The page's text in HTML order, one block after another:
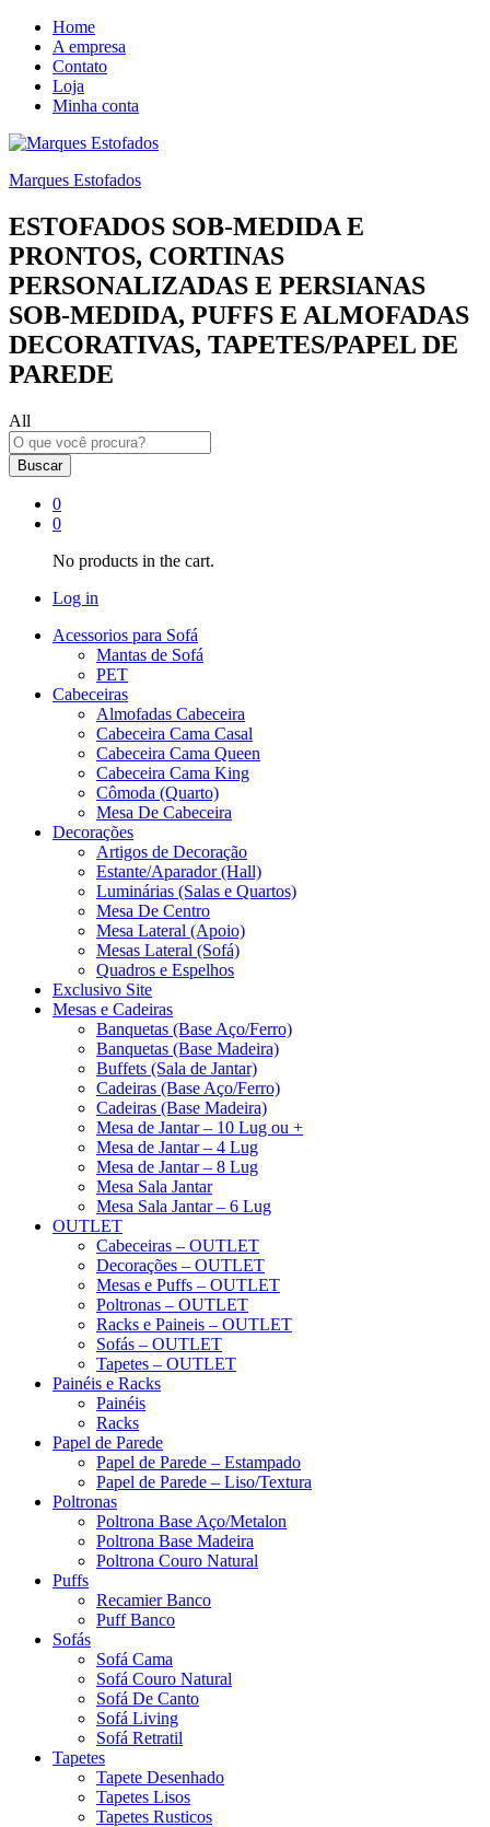
Home
A empresa
Contato
Loja
Minha conta
Marques Estofados
ESTOFADOS SOB-MEDIDA E
PRONTOS, CORTINAS
PERSONALIZADAS E PERSIANAS
SOB-MEDIDA, PUFFS E ALMOFADAS
DECORATIVAS, TAPETES/PAPEL DE
PAREDE
All
Buscar
0
0
No products in the cart.
Log in
Acessorios para Sofá
Mantas de Sofá
PET
Cabeceiras
Almofadas Cabeceira
Cabeceira Cama Casal
Cabeceira Cama Queen
Cabeceira Cama King
Cômoda (Quarto)
Mesa De Cabeceira
Decorações
Artigos de Decoração
Estante/Aparador (Hall)
Luminárias (Salas e Quartos)
Mesa De Centro
Mesa Lateral (Apoio)
Mesas Lateral (Sofá)
Quadros e Espelhos
Exclusivo Site
Mesas e Cadeiras
Banquetas (Base Aço/Ferro)
Banquetas (Base Madeira)
Buffets (Sala de Jantar)
Cadeiras (Base Aço/Ferro)
Cadeiras (Base Madeira)
Mesa de Jantar – 10 Lug ou +
Mesa de Jantar – 4 Lug
Mesa de Jantar – 8 Lug
Mesa Sala Jantar
Mesa Sala Jantar – 6 Lug
OUTLET
Cabeceiras – OUTLET
Decorações – OUTLET
Mesas e Puffs – OUTLET
Poltronas – OUTLET
Racks e Paineis – OUTLET
Sofás – OUTLET
Tapetes – OUTLET
Painéis e Racks
Painéis
Racks
Papel de Parede
Papel de Parede – Estampado
Papel de Parede – Liso/Textura
Poltronas
Poltrona Base Aço/Metalon
Poltrona Base Madeira
Poltrona Couro Natural
Puffs
Recamier Banco
Puff Banco
Sofás
Sofá Cama
Sofá Couro Natural
Sofá De Canto
Sofá Living
Sofá Retratil
Tapetes
Tapete Desenhado
Tapetes Lisos
Tapetes Rusticos